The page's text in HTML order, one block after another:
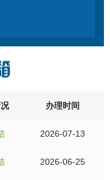
办理时间
2026-07-13
2026-06-25